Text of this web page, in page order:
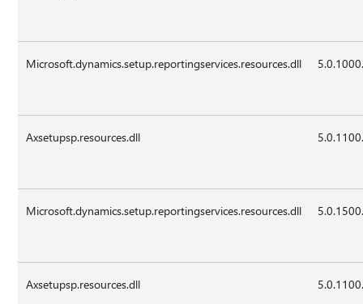
Microsoft.dynamics.setup.reportingservices.resources.dll
Axsetupsp.resources.dll
Microsoft.dynamics.setup.reportingservices.resources.dll
Axsetupsp.resources.dll